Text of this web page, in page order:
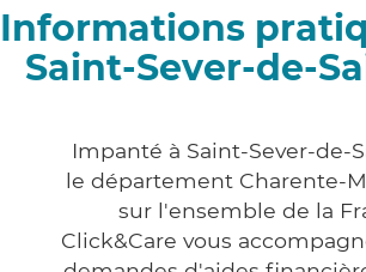
Informations
Saint-Sever-de-
Impanté à Saint-Sever-de-
le département Charente-
sur l'ensemble de la
Click&Care vous